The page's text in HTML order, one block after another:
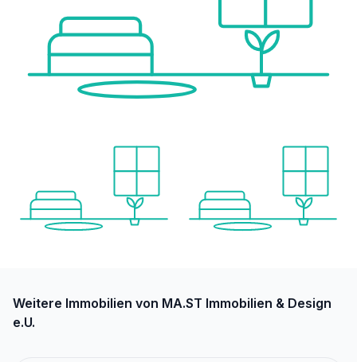
Weitere Immobilien von MA.ST Immobilien & Design
e.U.